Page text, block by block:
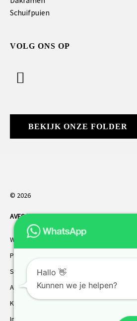
Schuifpuien
VOLG ONS OP
BEKIJK ONZE FOLDER
© 2026
AVES HORREN. Alle rechten voorbehouden.
Webdesign Vanoo Media
Privacybeleid
Sitemap
AVES garantie
Klantenservice
Inmeten
Hallo 👋
Kunnen we je helpen?